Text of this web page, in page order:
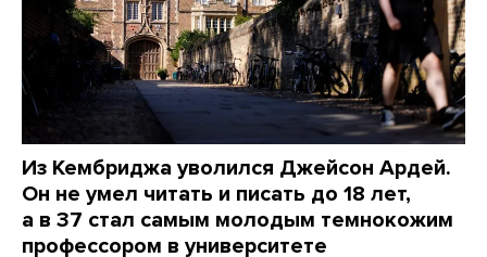
Из Кембриджа уволился Джейсон Ардей.
Он не умел читать и писать до 18 лет,
а в 37 стал самым молодым темнокожим
профессором в университете